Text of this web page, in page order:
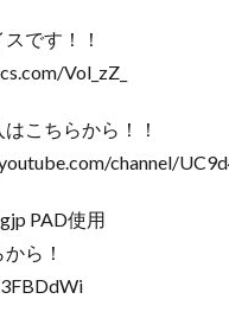
です！！
Vol_zZ_
こちらから！！
channel/
PAD使用
ら！